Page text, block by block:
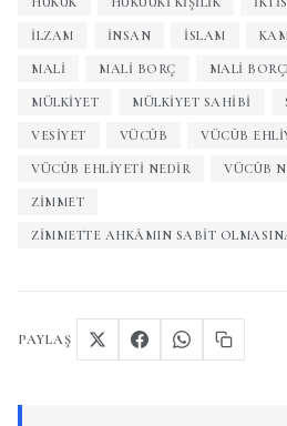
ILZAM INSAN İSLAM
MALI MALI BORÇ MALI
MÜLKIYET MÜLKIYET SAHIBI
VESIYET VÜCÛB VÜCÛB
VÜCÛB EHLIYETI NEDIR VÜCÛB
ZIMMET
ZIMMETTE AHKÂMIN SABIT
PAYLAŞ